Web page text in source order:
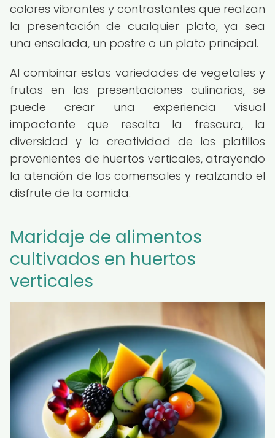
colores vibrantes y contrastantes que realzan
la presentación de cualquier plato, ya sea
una ensalada, un postre o un plato principal.
Al combinar estas variedades de vegetales y
frutas en las presentaciones culinarias, se
puede crear una experiencia visual
impactante que resalta la frescura, la
diversidad y la creatividad de los platillos
provenientes de huertos verticales, atrayendo
la atención de los comensales y realzando el
disfrute de la comida.
Maridaje de alimentos
cultivados en huertos
verticales